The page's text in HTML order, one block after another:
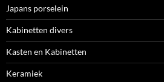
Japans porselein
Kabinetten divers
Kasten en Kabinetten
Keramiek